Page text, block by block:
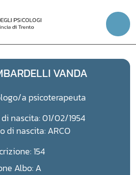
VANDA
a psicoterapeuta
nascita: 01/02/1954
di nascita: ARCO
154
Albo: A